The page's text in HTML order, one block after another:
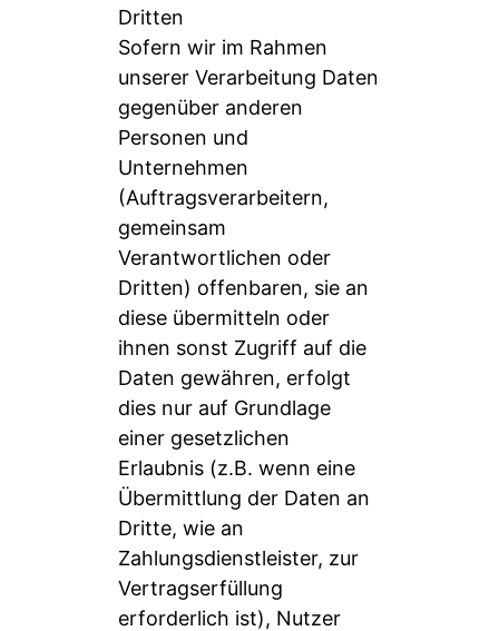
Dritten
Sofern wir im Rahmen
unserer Verarbeitung Daten
gegenüber anderen
Personen und
Unternehmen
(Auftragsverarbeitern,
gemeinsam
Verantwortlichen oder
Dritten) offenbaren, sie an
diese übermitteln oder
ihnen sonst Zugriff auf die
Daten gewähren, erfolgt
dies nur auf Grundlage
einer gesetzlichen
Erlaubnis (z.B. wenn eine
Übermittlung der Daten an
Dritte, wie an
Zahlungsdienstleister, zur
Vertragserfüllung
erforderlich ist), Nutzer